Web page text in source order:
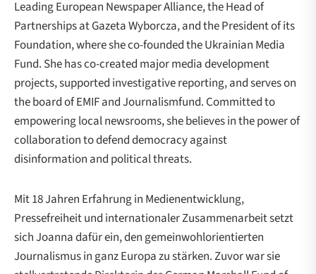
Leading European Newspaper Alliance, the Head of
Partnerships at Gazeta Wyborcza, and the President of its
Foundation, where she co-founded the Ukrainian Media
Fund. She has co-created major media development
projects, supported investigative reporting, and serves on
the board of EMIF and Journalismfund. Committed to
empowering local newsrooms, she believes in the power of
collaboration to defend democracy against
disinformation and political threats.
Mit 18 Jahren Erfahrung in Medienentwicklung,
Pressefreiheit und internationaler Zusammenarbeit setzt
sich Joanna dafür ein, den gemeinwohlorientierten
Journalismus in ganz Europa zu stärken. Zuvor war sie